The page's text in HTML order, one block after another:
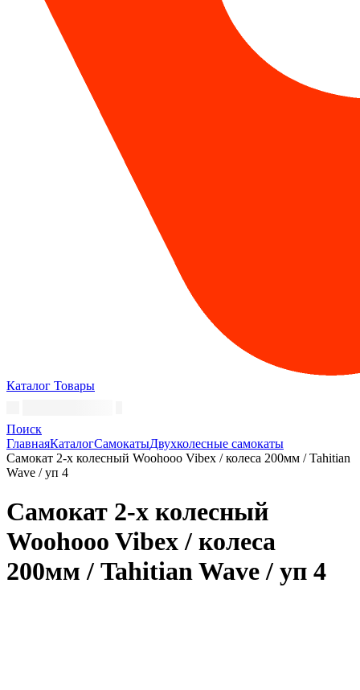
Каталог Товары
Поиск
ГлавнаяКаталогСамокатыДвухколесные самокаты
Самокат 2-х колесный Woohooo Vibex / колеса 200мм / Tahitian
Wave / уп 4
Самокат 2-х колесный
Woohooo Vibex / колеса
200мм / Tahitian Wave / уп 4